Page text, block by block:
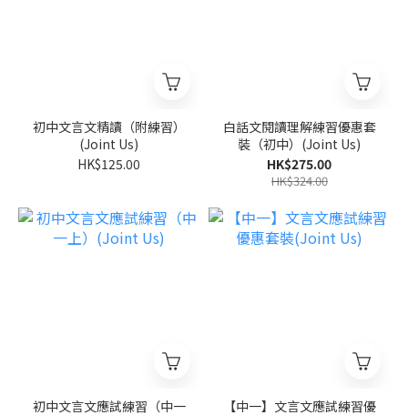
初中文言文精讀（附練習）
(Joint Us)
HK$125.00
白話文閱讀理解練習優惠套
裝（初中）(Joint Us)
HK$275.00
HK$324.00
初中文言文應試練習（中一
【中一】文言文應試練習優